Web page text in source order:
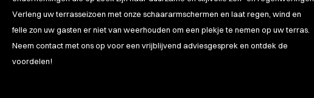
Verleng uw terrasseizoen met onze schaararmschermen en laat regen, wind en
felle zon uw gasten er niet van weerhouden om een plekje te nemen op uw terras.
Neem contact met ons op voor een vrijblijvend adviesgesprek en ontdek de
voordelen!